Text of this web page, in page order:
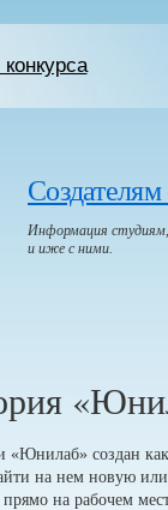
Создателям
Информация
и иже с ними.
создан
на нем новую
на рабочем